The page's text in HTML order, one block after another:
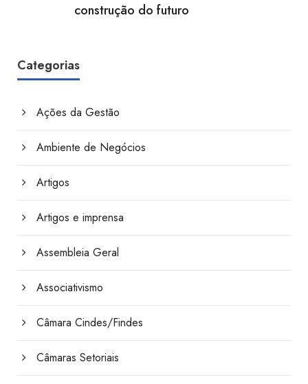
construção do futuro
Categorias
Ações da Gestão
Ambiente de Negócios
Artigos
Artigos e imprensa
Assembleia Geral
Associativismo
Câmara Cindes/Findes
Câmaras Setoriais